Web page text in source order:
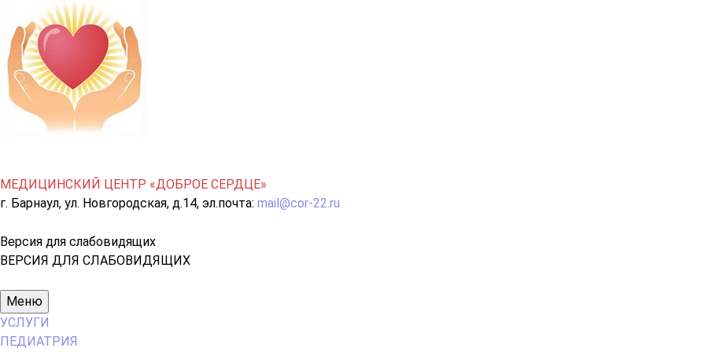
МЕДИЦИНСКИЙ ЦЕНТР «ДОБРОЕ СЕРДЦЕ»
г. Барнаул, ул. Новгородская, д.14, эл.почта: mail@cor-22.ru
Версия для слабовидящих
ВЕРСИЯ ДЛЯ СЛАБОВИДЯЩИХ
Основное
меню
Меню
УСЛУГИ
ПЕДИАТРИЯ